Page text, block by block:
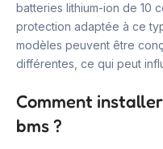
batteries lithium-ion de 10
protection adaptée à ce
modèles peuvent être
différentes, ce qui peut
Comment
bms ?